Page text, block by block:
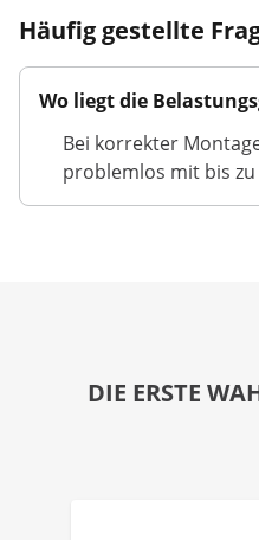
Häufig gestellte
Wo liegt die
Bei korrekter
problemlos mit bis
DIE ERSTE